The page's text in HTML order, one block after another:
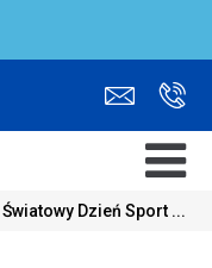
Światowy Dzień Sport ...